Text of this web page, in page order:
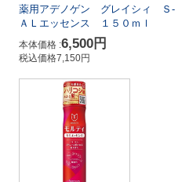
薬用アデノゲン グレイシィ Ｓ-
ＡＬエッセンス １５０ｍｌ
本体価格 :6,500円
税込価格7,150円